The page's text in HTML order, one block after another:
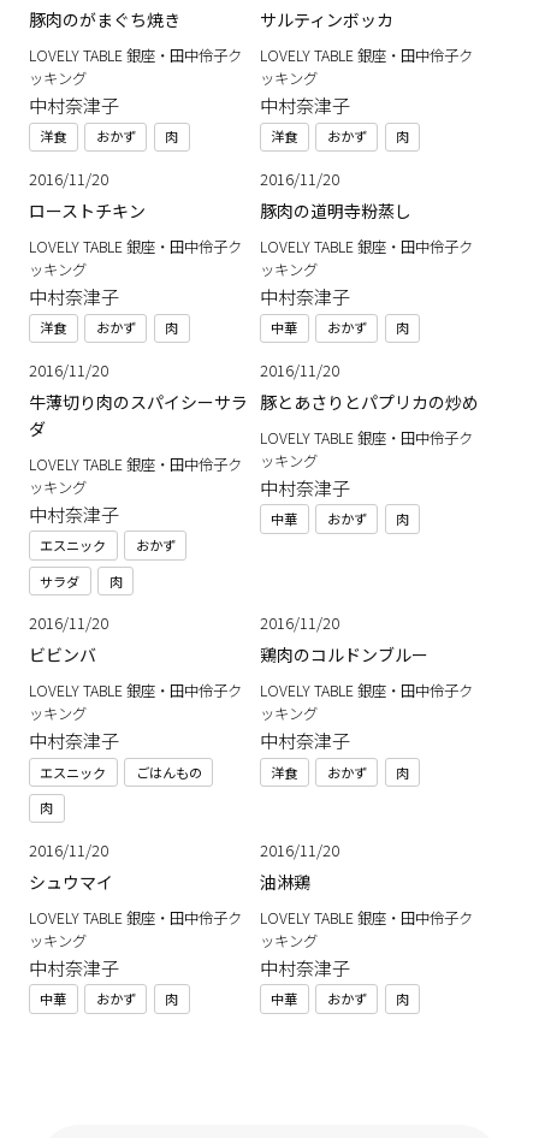
豚肉のがまぐち焼き
LOVELY TABLE 銀座・田中伶子ク
ッキング
中村奈津子
洋食 おかず 肉
サルティンボッカ
LOVELY TABLE 銀座・田中伶子ク
ッキング
中村奈津子
洋食 おかず 肉
2016/11/20
ローストチキン
LOVELY TABLE 銀座・田中伶子ク
ッキング
中村奈津子
洋食 おかず 肉
2016/11/20
豚肉の道明寺粉蒸し
LOVELY TABLE 銀座・田中伶子ク
ッキング
中村奈津子
中華 おかず 肉
2016/11/20
牛薄切り肉のスパイシーサラ
ダ
LOVELY TABLE 銀座・田中伶子ク
ッキング
中村奈津子
エスニック
おかず
サラダ
肉
2016/11/20
豚とあさりとパプリカの炒め
LOVELY TABLE 銀座・田中伶子ク
ッキング
中村奈津子
中華 おかず 肉
2016/11/20
ビビンバ
LOVELY TABLE 銀座・田中伶子ク
ッキング
中村奈津子
エスニック
ごはんもの
肉
2016/11/20
鶏肉のコルドンブルー
LOVELY TABLE 銀座・田中伶子ク
ッキング
中村奈津子
洋食 おかず 肉
2016/11/20
シュウマイ
LOVELY TABLE 銀座・田中伶子ク
ッキング
中村奈津子
中華 おかず 肉
2016/11/20
油淋鶏
LOVELY TABLE 銀座・田中伶子ク
ッキング
中村奈津子
中華 おかず 肉